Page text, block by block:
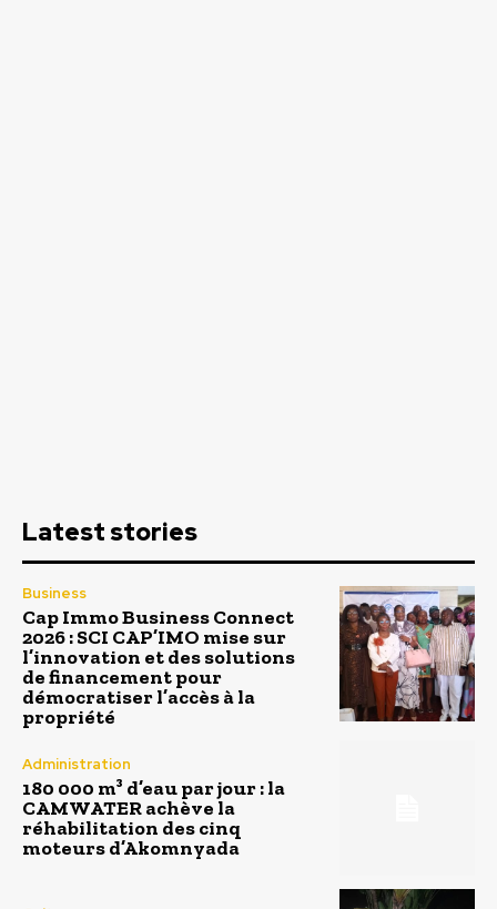
Latest stories
Business
Cap Immo Business Connect
2026 : SCI CAP’IMO mise sur
l’innovation et des solutions
de financement pour
démocratiser l’accès à la
propriété
Administration
180 000 m³ d’eau par jour : la
CAMWATER achève la
réhabilitation des cinq
moteurs d’Akomnyada